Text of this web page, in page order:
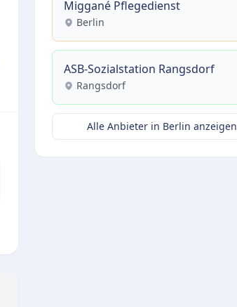
Miggané Pflegedienst
Berlin
ASB-Sozialstation Rangsdorf
Rangsdorf
Alle Anbieter in Berlin anzeigen